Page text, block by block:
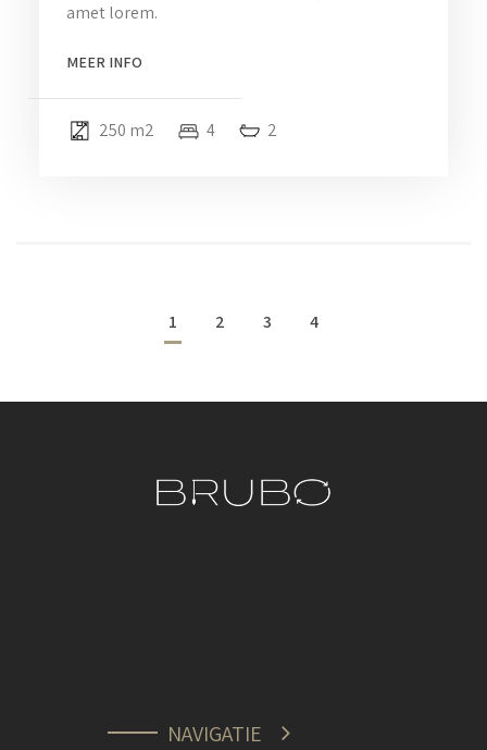
amet lorem.
MEER INFO
250 m2 4 2
1 2 3 4
NAVIGATIE